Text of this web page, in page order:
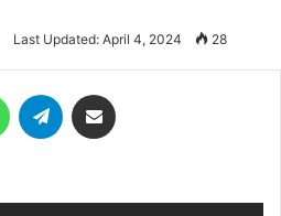
Last Updated: April 4, 2024 28